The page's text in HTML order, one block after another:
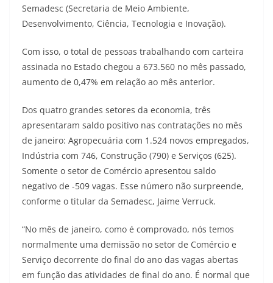
Semadesc (Secretaria de Meio Ambiente,
Desenvolvimento, Ciência, Tecnologia e Inovação).
Com isso, o total de pessoas trabalhando com carteira
assinada no Estado chegou a 673.560 no mês passado,
aumento de 0,47% em relação ao mês anterior.
Dos quatro grandes setores da economia, três
apresentaram saldo positivo nas contratações no mês
de janeiro: Agropecuária com 1.524 novos empregados,
Indústria com 746, Construção (790) e Serviços (625).
Somente o setor de Comércio apresentou saldo
negativo de -509 vagas. Esse número não surpreende,
conforme o titular da Semadesc, Jaime Verruck.
“No mês de janeiro, como é comprovado, nós temos
normalmente uma demissão no setor de Comércio e
Serviço decorrente do final do ano das vagas abertas
em função das atividades de final do ano. É normal que